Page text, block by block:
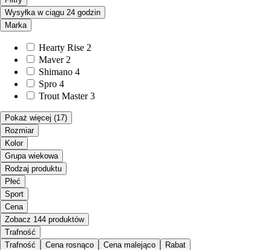
Wysyłka w ciągu 24 godzin
Marka
Hearty Rise 2
Maver 2
Shimano 4
Spro 4
Trout Master 3
Pokaż więcej (17)
Rozmiar
Kolor
Grupa wiekowa
Rodzaj produktu
Płeć
Sport
Cena
Zobacz 144 produktów
Trafność
Trafność
Cena rosnąco Cena malejąco Rabat